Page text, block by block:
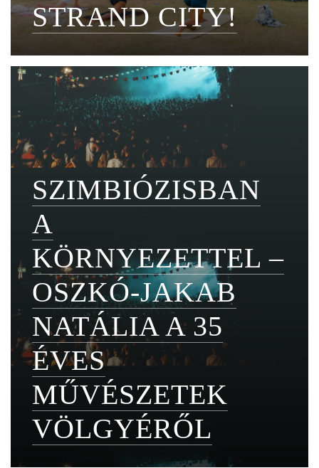
STRAND CITY!
SZIMBIÓZISBAN
A
KÖRNYEZETTEL –
OSZKÓ-JAKAB
NATÁLIA A 35
ÉVES
MŰVÉSZETEK
VÖLGYÉRŐL